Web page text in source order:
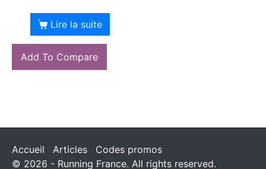
Lire la suite
Add To Compare
Accueil Articles
Codes promos
© 2026 - Running France. All rights reserved.